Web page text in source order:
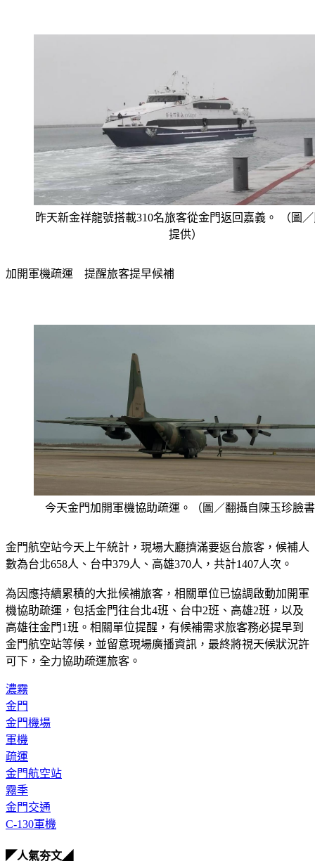
昨天新金祥龍號搭載310名旅客從金門返回嘉義。 （圖
提供）
加開軍機疏運　提醒旅客提早候補
今天金門加開軍機協助疏運。（圖／翻攝自陳玉珍臉
金門航空站今天上午統計，現場大廳擠滿要返台旅客，候補人
數為台北658人、台中379人、高雄370人，共計1407人次。
為因應持續累積的大批候補旅客，相關單位已協調啟動加開軍
機協助疏運，包括金門往台北4班、台中2班、高雄2班，以及
高雄往金門1班。相關單位提醒，有候補需求旅客務必提早到
金門航空站等候，並留意現場廣播資訊，最終將視天候狀況許
可下，全力協助疏運旅客。
濃霧
金門
金門機場
軍機
疏運
金門航空站
霧季
金門交通
C-130軍機
◤人氣夯文◢